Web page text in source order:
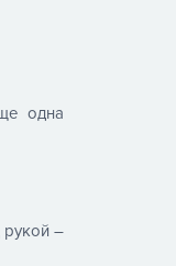
одна
рукой –